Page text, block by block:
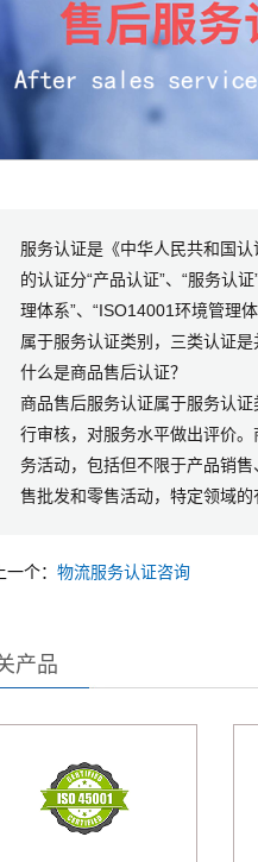
服务认证是《中华人民共和国
的认证分“产品认证”、“服务认
理体系”、“ISO14001环境管理
属于服务认证类别，三类认证是
什么是商品售后认证？
商品售后服务认证属于服务认
行审核，对服务水平做出评价
务活动，包括但不限于产品销
售批发和零售活动，特定领域的
上一个： 物流服务认证咨询
产品